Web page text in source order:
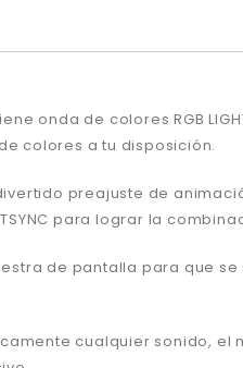
onda de colores RGB
colores a tu disposición.
preajuste de
para lograr la
de pantalla para que
cualquier sonido, el